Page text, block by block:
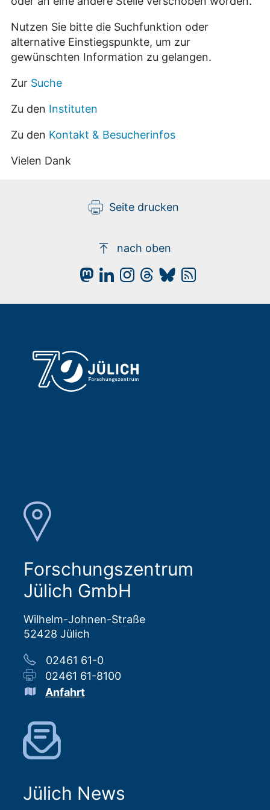
Nutzen Sie bitte die Suchfunktion oder
alternative Einstiegspunkte, um zur
gewünschten Information zu gelangen.
Zur Suche
Zu den Instituten
Zu den Kontakt & Besucherinfos
Vielen Dank
Seite drucken
nach oben
Forschungszentrum
Jülich GmbH
Wilhelm-Johnen-Straße
52428 Jülich
02461 61-0
02461 61-8100
Anfahrt
Jülich News